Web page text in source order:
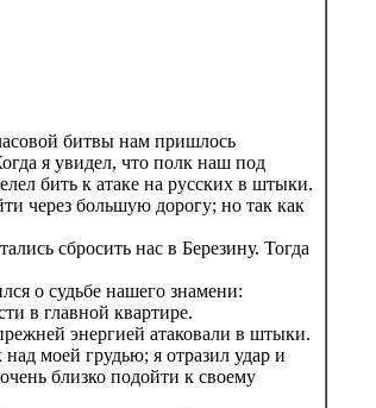
битвы нам пришлось
я увидел, что полк наш под
бить к атаке на русских в штыки.
через большую дорогу; но так как
сбросить нас в Березину. Тогда
о судьбе нашего знамени:
в главной квартире.
энергией атаковали в штыки.
моей грудью; я отразил удар и
близко подойти к своему